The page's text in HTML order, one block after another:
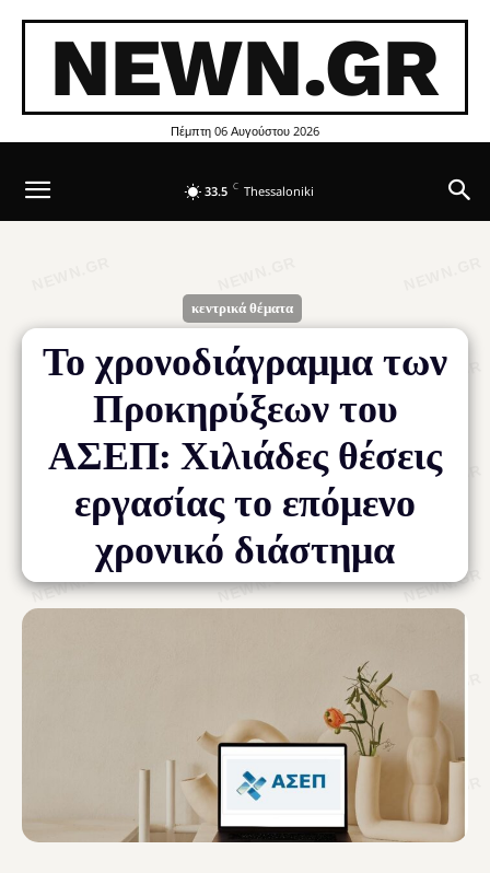
NEWN.GR
Πέμπτη 06 Αυγούστου 2026
33.5 C Thessaloniki
κεντρικά θέματα
Το χρονοδιάγραμμα των
Προκηρύξεων του
ΑΣΕΠ: Χιλιάδες θέσεις
εργασίας το επόμενο
χρονικό διάστημα